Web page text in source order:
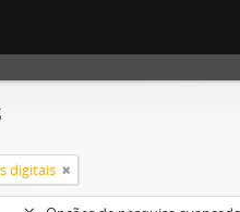
digitais